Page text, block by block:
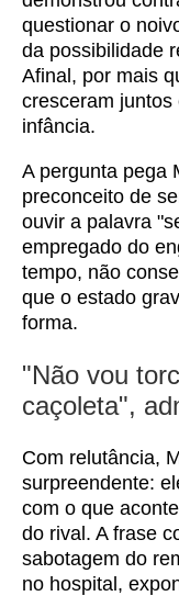
questionar o
da possibilidade
Afinal, por mais
cresceram
infância.
A pergunta pega
preconceito de
ouvir a palavra
empregado do
tempo, não
que o estado
forma.
"Não vou
caçoleta",
Com relutância,
surpreendente:
com o que
do rival. A frase
sabotagem do
no hospital,